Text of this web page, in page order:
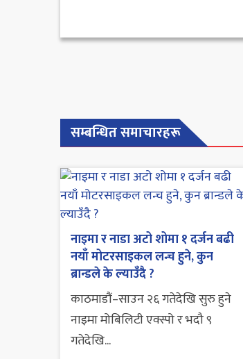
सम्बन्धित समाचारहरू
नाइमा र नाडा अटो शोमा १ दर्जन बढी
नयाँ मोटरसाइकल लन्च हुने, कुन
ब्रान्डले के ल्याउँदै ?
काठमाडौं–साउन २६ गतेदेखि सुरु हुने
नाइमा मोबिलिटी एक्स्पो र भदौ ९
गतेदेखि...